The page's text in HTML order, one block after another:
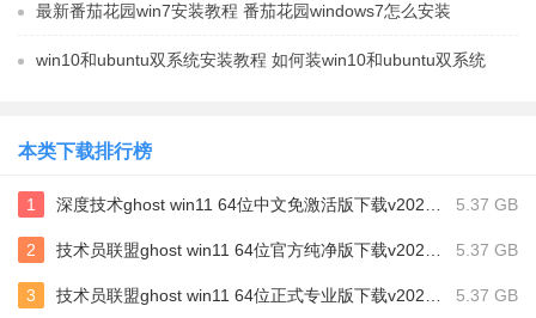
最新番茄花园win7安装教程 番茄花园windows7怎么安装
win10和ubuntu双系统安装教程 如何装win10和ubuntu双系统
本类下载排行榜
1 深度技术ghost win11 64位中文免激活版下载v2024.06 5.37 GB
2 技术员联盟ghost win11 64位官方纯净版下载v2024.03 5.37 GB
3 技术员联盟ghost win11 64位正式专业版下载v2024.01 5.37 GB